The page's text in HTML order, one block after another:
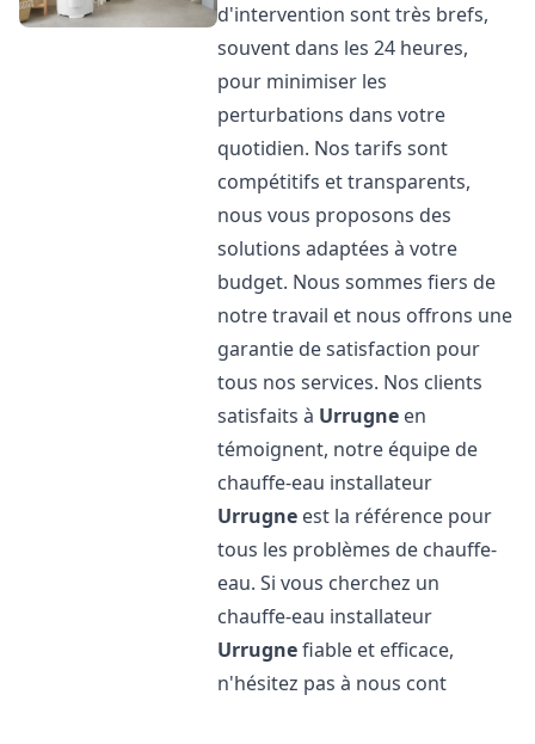
d'intervention sont très brefs,
souvent dans les 24 heures,
pour minimiser les
perturbations dans votre
quotidien. Nos tarifs sont
compétitifs et transparents,
nous vous proposons des
solutions adaptées à votre
budget. Nous sommes fiers de
notre travail et nous offrons une
garantie de satisfaction pour
tous nos services. Nos clients
satisfaits à Urrugne en
témoignent, notre équipe de
chauffe-eau installateur
Urrugne est la référence pour
tous les problèmes de chauffe-
eau. Si vous cherchez un
chauffe-eau installateur
Urrugnefiable et efficace,
n'hésitez pas à nous cont